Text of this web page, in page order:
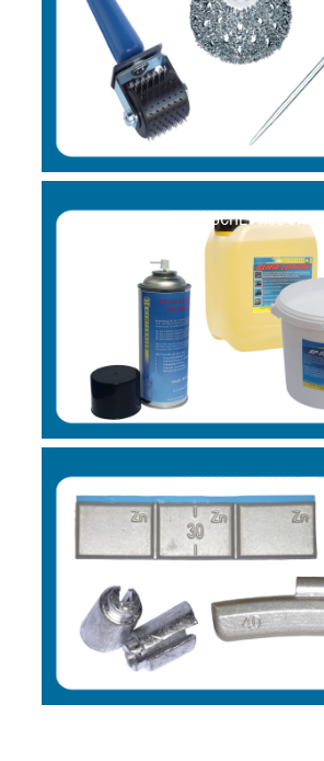
CHEMISCHE PRODUKTE
AUSWUCHTGEWICHTE